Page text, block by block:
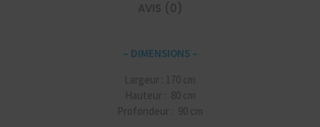
AVIS (0)
– DIMENSIONS –
Largeur : 170 cm
Hauteur : 80 cm
Profondeur : 90 cm